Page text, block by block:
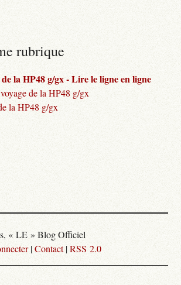
rubrique
la HP48 g/gx - Lire le ligne en ligne
de la HP48 g/gx
la HP48 g/gx
« LE » Blog Officiel
|Contact|RSS 2.0